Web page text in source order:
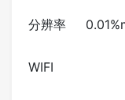
分辨率
WIFI